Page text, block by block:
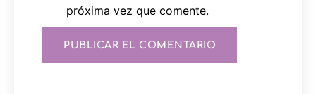
próxima vez que comente.